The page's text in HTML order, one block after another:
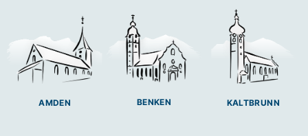
AMDEN BENKEN KALTBRUNN